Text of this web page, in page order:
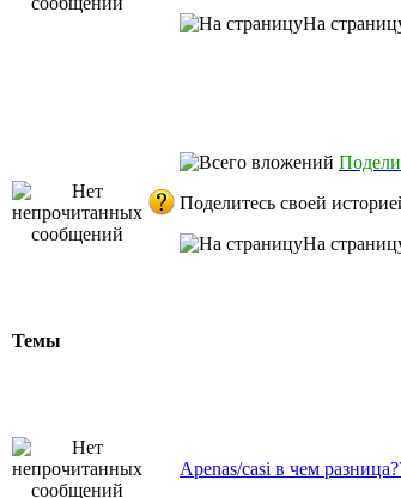
На
Поделитесь своей
На
Темы
Аpenas/casi в чем